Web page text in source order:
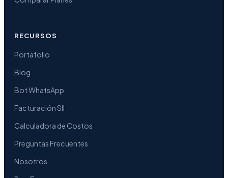
RECURSOS
Portafolio
Blog
Bot WhatsApp
Facturación SII
Calculadora de Costos
Preguntas Frecuentes
Nosotros